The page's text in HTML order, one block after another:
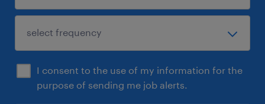
I consent to the use of my information for the
purpose of sending me job alerts.